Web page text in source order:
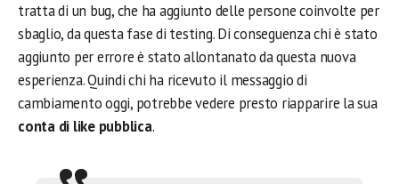
tratta di un bug, che ha aggiunto delle persone coinvolte per
sbaglio, da questa fase di testing. Di conseguenza chi è stato
aggiunto per errore è stato allontanato da questa nuova
esperienza. Quindi chi ha ricevuto il messaggio di
cambiamento oggi, potrebbe vedere presto riapparire la sua
conta di like pubblica.